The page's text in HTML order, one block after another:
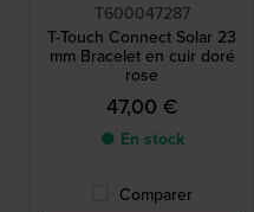
T600047287
T-Touch Connect Solar 23
mm Bracelet en cuir doré
rose
47,00 €
● En stock
Comparer